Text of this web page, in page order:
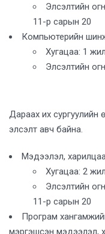
Элсэлтийн
11-р сарын 20
Компьютерийн
Хугацаа: 1 жил
Элсэлтийн
Дараах их сургуулийн
элсэлт авч байна.
Мэдээлэл,
Хугацаа: 2 жил
Элсэлтийн
11-р сарын 20
Програм
мэргэшсэн мэдээлэл,